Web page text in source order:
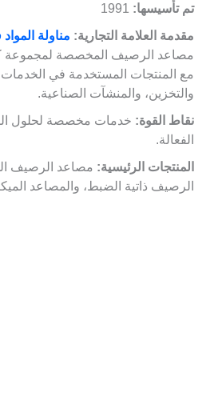
تم تأسيسها: 1991
مقدمة العلامة التجارية: مناولة
مصاعد الرصيف المخصصة لمجموعة
مع المنتجات المستخدمة في الخدمات
والتخزين، والمنشآت الصناعية.
نقاط القوة: خدمات مخصصة لحلول
الفعالة.
المنتجات الرئيسية: مصاعد الرصيف
الرصيف ذاتية الضبط، والمصاعد